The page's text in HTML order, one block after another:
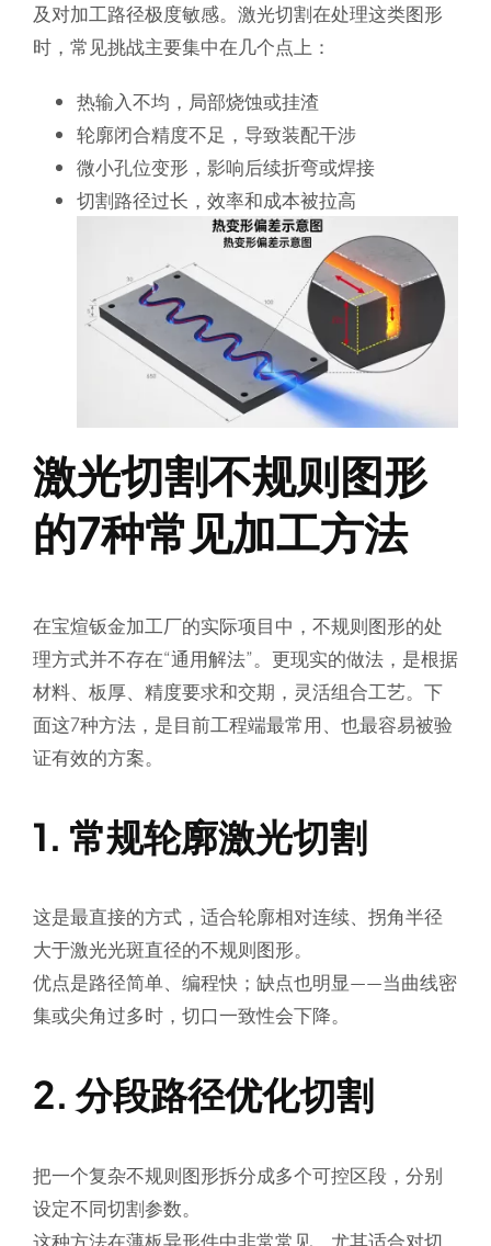
及对加工路径极度敏感。激光切割在处理这类图形
时，常见挑战主要集中在几个点上：
热输入不均，局部烧蚀或挂渣
轮廓闭合精度不足，导致装配干涉
微小孔位变形，影响后续折弯或焊接
切割路径过长，效率和成本被拉高
激光切割不规则图形
的7种常见加工方法
在宝煊钣金加工厂的实际项目中，不规则图形的处
理方式并不存在“通用解法”。更现实的做法，是根据
材料、板厚、精度要求和交期，灵活组合工艺。下
面这7种方法，是目前工程端最常用、也最容易被验
证有效的方案。
1. 常规轮廓激光切割
这是最直接的方式，适合轮廓相对连续、拐角半径
大于激光光斑直径的不规则图形。
优点是路径简单、编程快；缺点也明显——当曲线密
集或尖角过多时，切口一致性会下降。
2. 分段路径优化切割
把一个复杂不规则图形拆分成多个可控区段，分别
设定不同切割参数。
这种方法在薄板异形件中非常常见，尤其适合对切